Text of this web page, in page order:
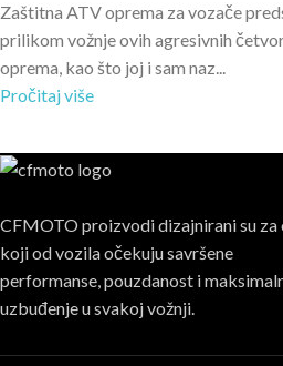
Zaštitna ATV oprema za vozače
prilikom vožnje ovih agresivnih
oprema, kao što joj i sam naz...
Pročitaj više
CFMOTO proizvodi dizajnirani su za
koji od vozila očekuju savršene
performanse, pouzdanost i
uzbuđenje u svakoj vožnji.